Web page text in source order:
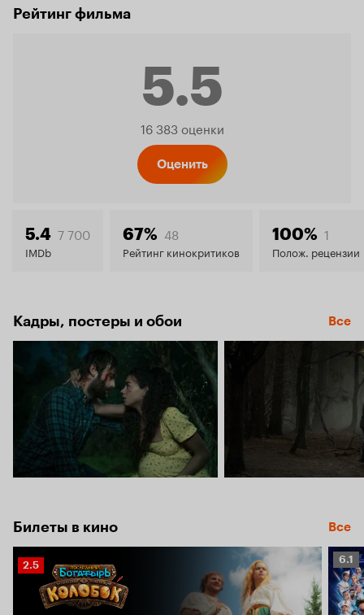
Рейтинг фильма
5.5
Рейтинг
5.5
16 383 оценки
Оценить
5.4 7 700
IMDb
67% 48
Рейтинг кинокритиков
100% 1
Полож. рецензии
Кадры, постеры и обои Все
Билеты в кино Все
Рейтинг
Кинопоиска
2.5
6.1
6.1